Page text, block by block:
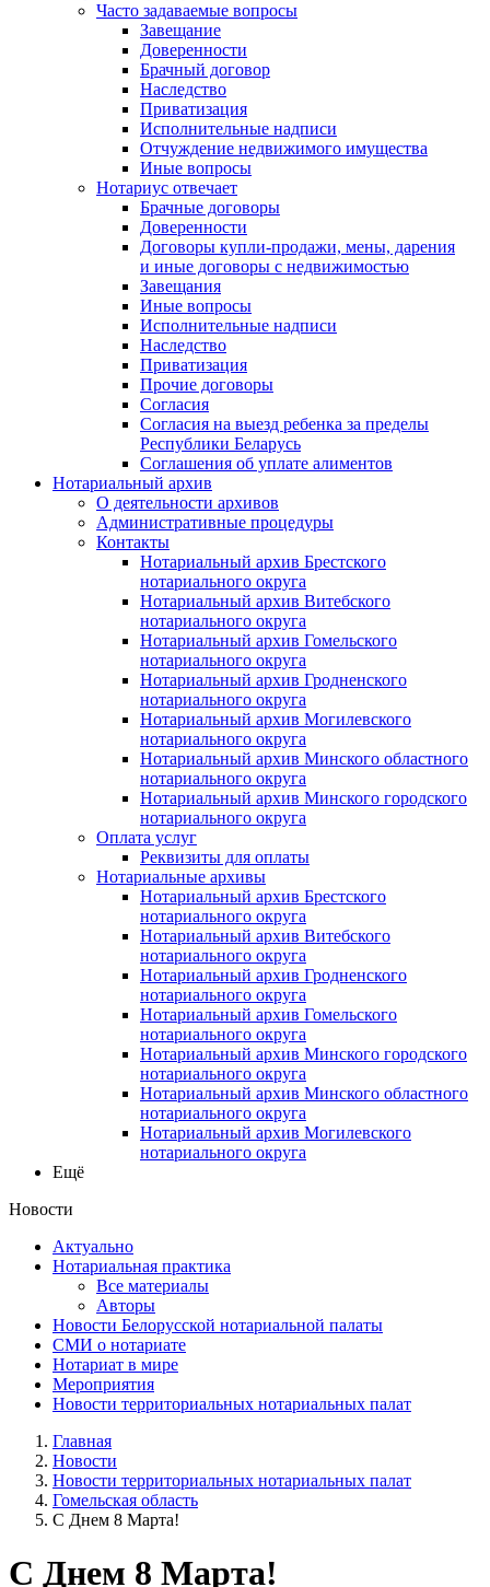
Часто задаваемые вопросы
Завещание
Доверенности
Брачный договор
Наследство
Приватизация
Исполнительные надписи
Отчуждение недвижимого имущества
Иные вопросы
Нотариус отвечает
Брачные договоры
Доверенности
Договоры купли-продажи, мены, дарения
и иные договоры с недвижимостью
Завещания
Иные вопросы
Исполнительные надписи
Наследство
Приватизация
Прочие договоры
Согласия
Согласия на выезд ребенка за пределы
Республики Беларусь
Соглашения об уплате алиментов
Нотариальный архив
О деятельности архивов
Административные процедуры
Контакты
Нотариальный архив Брестского
нотариального округа
Нотариальный архив Витебского
нотариального округа
Нотариальный архив Гомельского
нотариального округа
Нотариальный архив Гродненского
нотариального округа
Нотариальный архив Могилевского
нотариального округа
Нотариальный архив Минского областного
нотариального округа
Нотариальный архив Минского городского
нотариального округа
Оплата услуг
Реквизиты для оплаты
Нотариальные архивы
Нотариальный архив Брестского
нотариального округа
Нотариальный архив Витебского
нотариального округа
Нотариальный архив Гродненского
нотариального округа
Нотариальный архив Гомельского
нотариального округа
Нотариальный архив Минского городского
нотариального округа
Нотариальный архив Минского областного
нотариального округа
Нотариальный архив Могилевского
нотариального округа
Ещё
Новости
Актуально
Нотариальная практика
Все материалы
Авторы
Новости Белорусской нотариальной палаты
СМИ о нотариате
Нотариат в мире
Мероприятия
Новости территориальных нотариальных палат
Главная
Новости
Новости территориальных нотариальных палат
Гомельская область
С Днем 8 Марта!
С Днем 8 Марта!